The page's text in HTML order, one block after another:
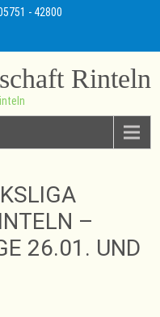
- 42800
Rinteln
–
26.01. UND